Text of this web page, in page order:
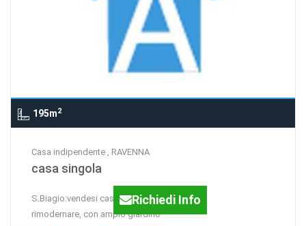
195m2
Casa indipendente , RAVENNA
casa singola
S.Biagio:vendesi casa singola da
rimodernare, con ampio giardino
Richiedi Info